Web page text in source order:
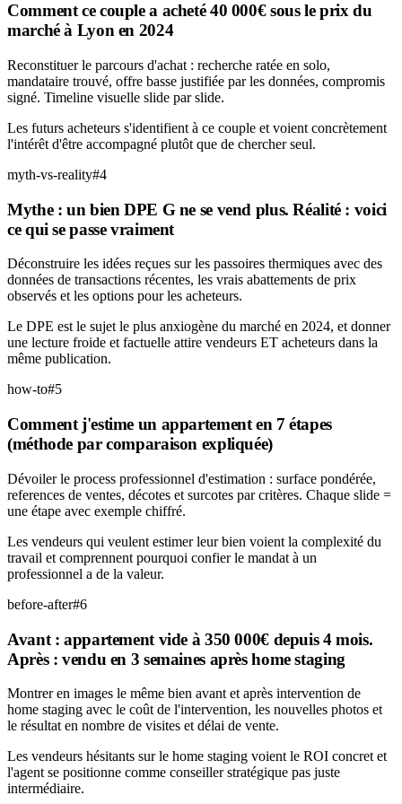
Comment ce couple a acheté 40 000€ sous le prix du
marché à Lyon en 2024
Reconstituer le parcours d'achat : recherche ratée en solo,
mandataire trouvé, offre basse justifiée par les données, compromis
signé. Timeline visuelle slide par slide.
Les futurs acheteurs s'identifient à ce couple et voient concrètement
l'intérêt d'être accompagné plutôt que de chercher seul.
myth-vs-reality#4
Mythe : un bien DPE G ne se vend plus. Réalité : voici
ce qui se passe vraiment
Déconstruire les idées reçues sur les passoires thermiques avec des
données de transactions récentes, les vrais abattements de prix
observés et les options pour les acheteurs.
Le DPE est le sujet le plus anxiogène du marché en 2024, et donner
une lecture froide et factuelle attire vendeurs ET acheteurs dans la
même publication.
how-to#5
Comment j'estime un appartement en 7 étapes
(méthode par comparaison expliquée)
Dévoiler le process professionnel d'estimation : surface pondérée,
references de ventes, décotes et surcotes par critères. Chaque slide =
une étape avec exemple chiffré.
Les vendeurs qui veulent estimer leur bien voient la complexité du
travail et comprennent pourquoi confier le mandat à un
professionnel a de la valeur.
before-after#6
Avant : appartement vide à 350 000€ depuis 4 mois.
Après : vendu en 3 semaines après home staging
Montrer en images le même bien avant et après intervention de
home staging avec le coût de l'intervention, les nouvelles photos et
le résultat en nombre de visites et délai de vente.
Les vendeurs hésitants sur le home staging voient le ROI concret et
l'agent se positionne comme conseiller stratégique pas juste
intermédiaire.